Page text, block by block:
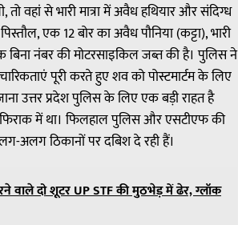
वहां से भारी मात्रा में अवैध हथियार और संदिग्ध
एक 12 बोर का अवैध पौनिया (कट्टा), भारी
नंबर की मोटरसाइकिल जब्त की है। पुलिस ने
पूरी करते हुए शव को पोस्टमार्टम के लिए
उत्तर प्रदेश पुलिस के लिए एक बड़ी राहत है
फिराक में था। फिलहाल पुलिस और एसटीएफ की
अलग ठिकानों पर दबिश दे रही हैं।
वाले दो शूटर UP STF की मुठभेड़ में ढेर, ग्लॉक